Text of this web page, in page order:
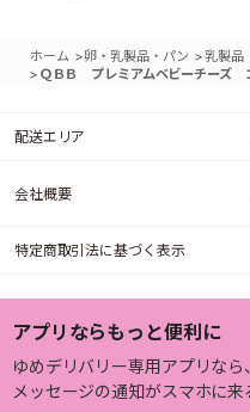
ホーム >卵・乳製品・パン >乳製品
> ＱＢＢ プレミアムベビーチーズ
配送エリア
会社概要
特定商取引法に基づく表示
アプリならもっと便利に
ゆめデリバリー専用アプリなら、
メッセージの通知がスマホに来